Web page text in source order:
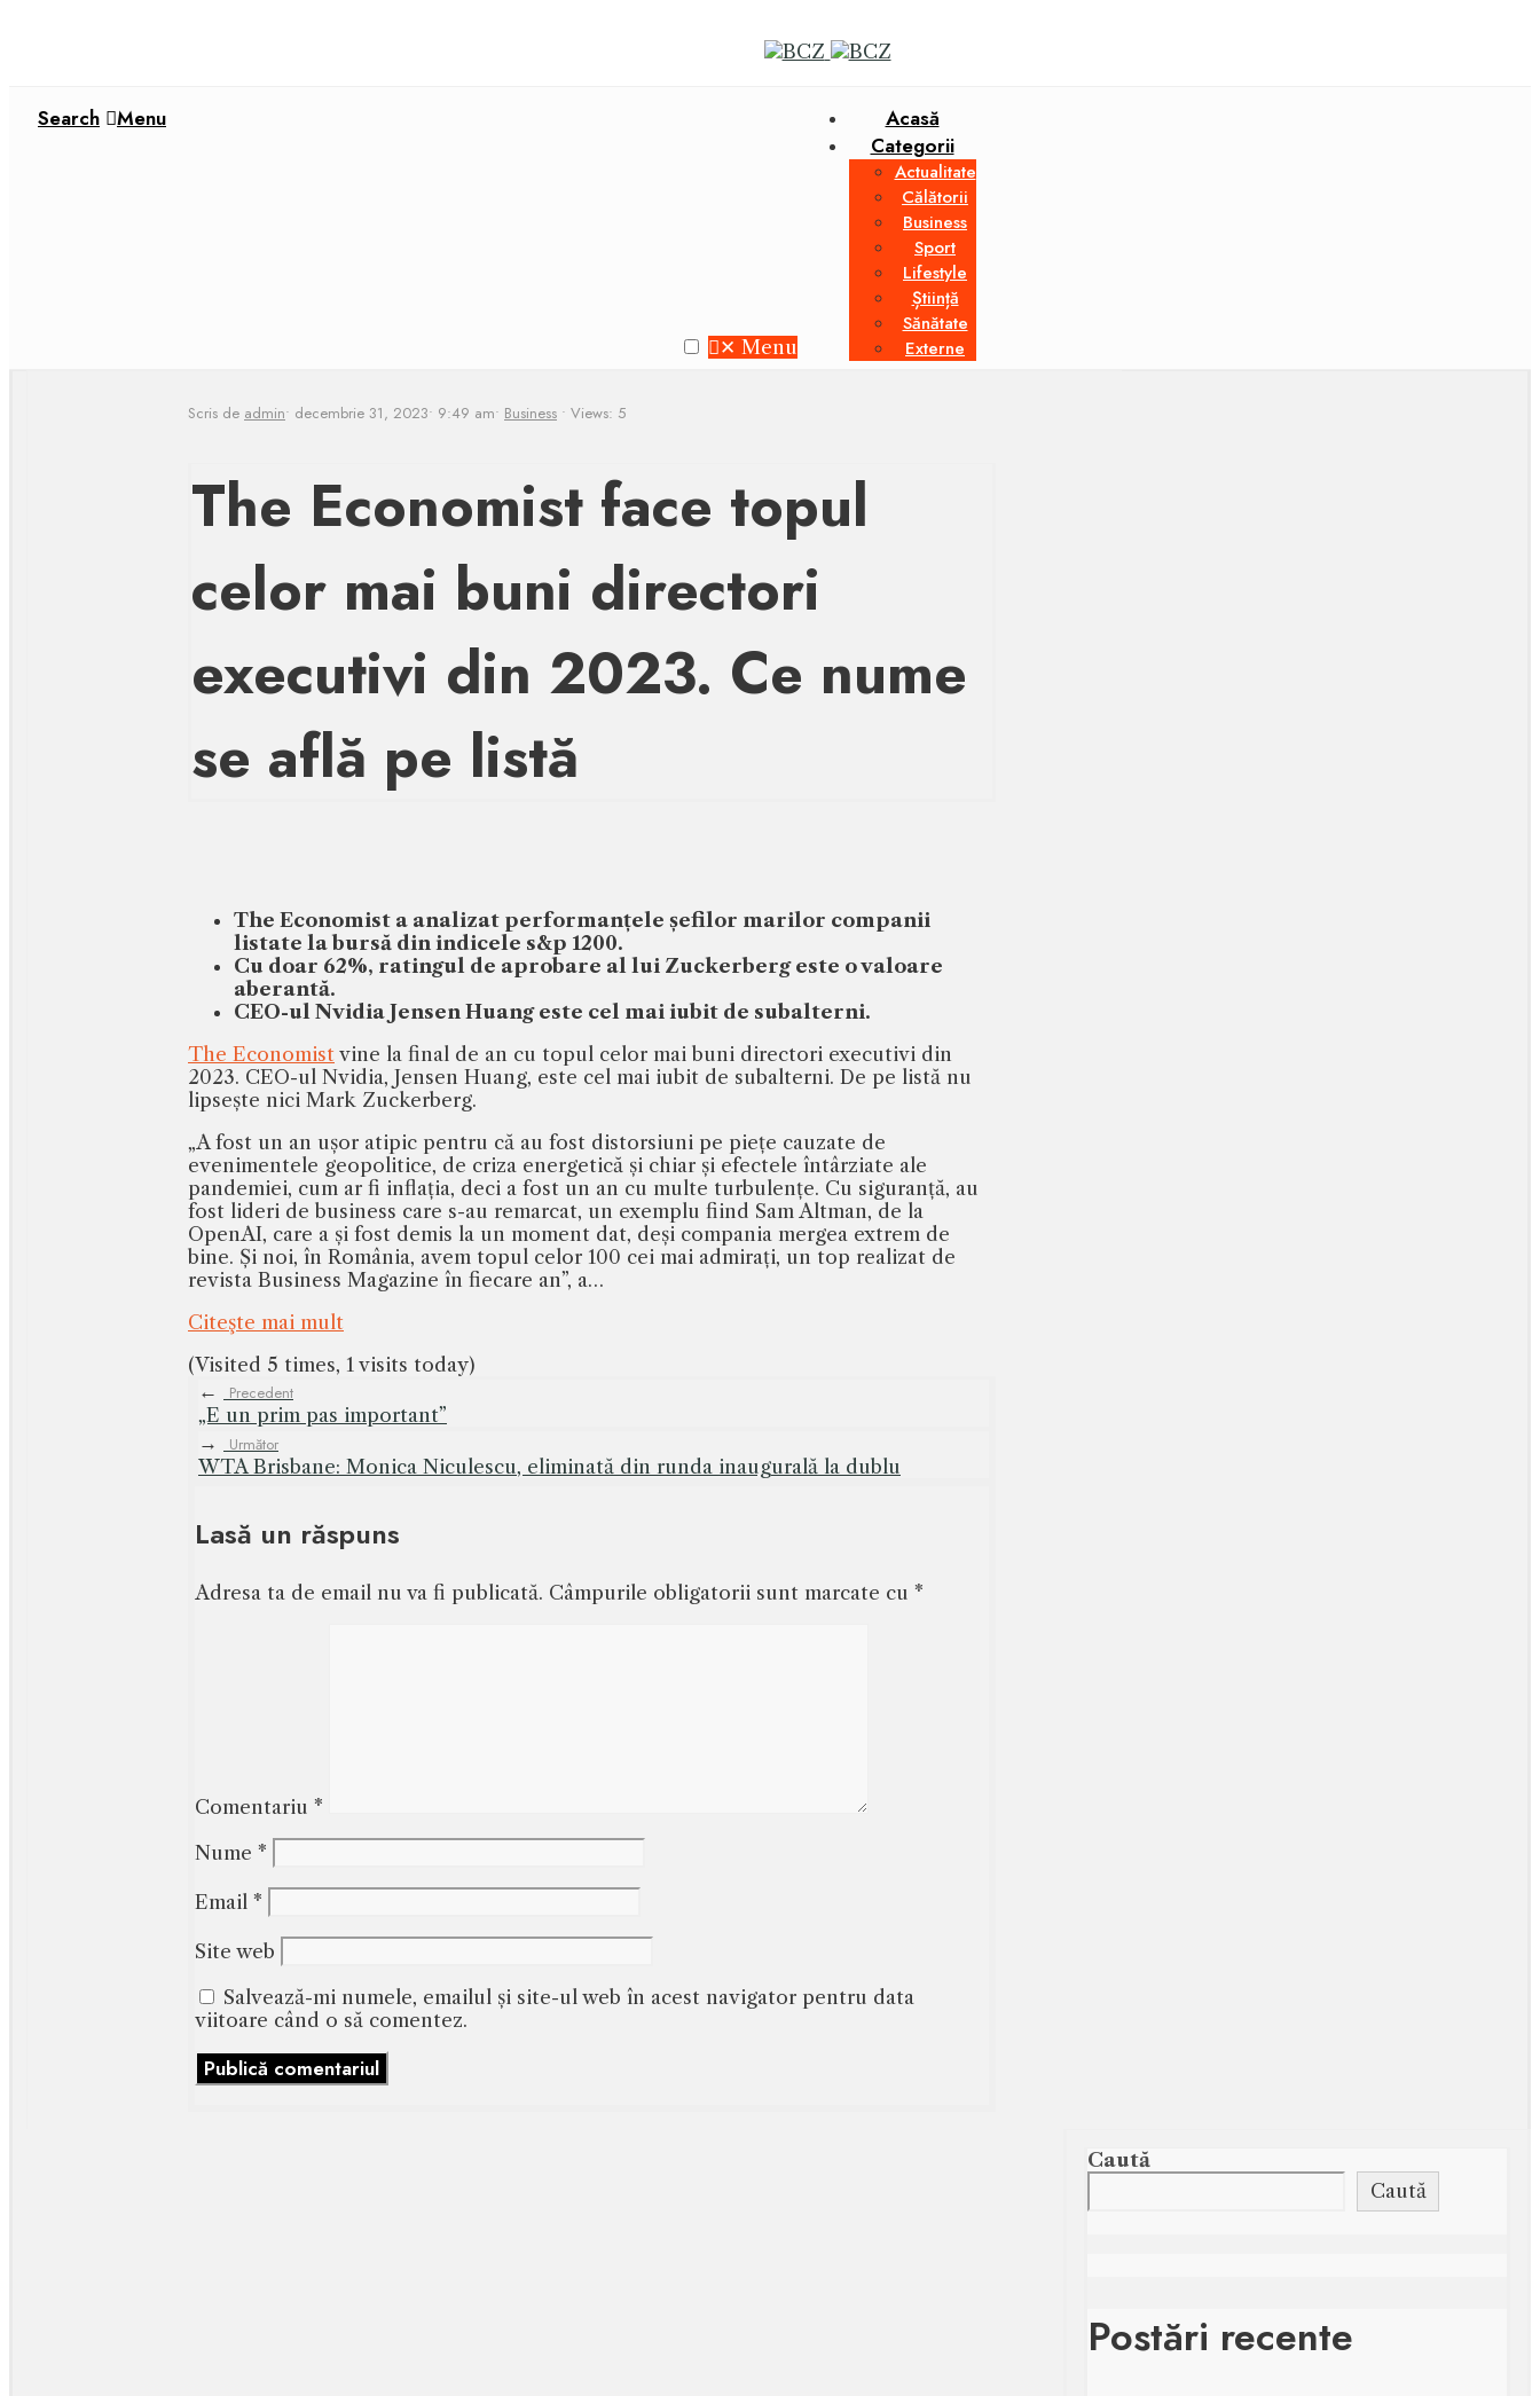
✕ Menu
Acasă
Categorii
Actualitate
Călătorii
Business
Sport
Lifestyle
Știință
Sănătate
Externe
Search Menu
Scris de admin• decembrie 31, 2023• 9:49 am• Business • Views: 5
The Economist face topul
celor mai buni directori
executivi din 2023. Ce nume
se află pe listă
The Economist a analizat performanțele șefilor marilor companii
listate la bursă din indicele s&p 1200.
Cu doar 62%, ratingul de aprobare al lui Zuckerberg este o valoare
aberantă.
CEO-ul Nvidia Jensen Huang este cel mai iubit de subalterni.
The Economist vine la final de an cu topul celor mai buni directori executivi din
2023. CEO-ul Nvidia, Jensen Huang, este cel mai iubit de subalterni. De pe listă nu
lipsește nici Mark Zuckerberg.
„A fost un an ușor atipic pentru că au fost distorsiuni pe piețe cauzate de
evenimentele geopolitice, de criza energetică și chiar și efectele întârziate ale
pandemiei, cum ar fi inflația, deci a fost un an cu multe turbulențe. Cu siguranță, au
fost lideri de business care s-au remarcat, un exemplu fiind Sam Altman, de la
OpenAI, care a și fost demis la un moment dat, deși compania mergea extrem de
bine. Și noi, în România, avem topul celor 100 cei mai admirați, un top realizat de
revista Business Magazine în fiecare an”, a…
Citeşte mai mult
(Visited 5 times, 1 visits today)
←
Precedent
„E un prim pas important”
→
Următor
WTA Brisbane: Monica Niculescu, eliminată din runda inaugurală la dublu
Lasă un răspuns
Adresa ta de email nu va fi publicată. Câmpurile obligatorii sunt marcate cu *
Comentariu *
Nume *
Email *
Site web
Salvează-mi numele, emailul și site-ul web în acest navigator pentru data
viitoare când o să comentez.
Caută
Caută
Postări recente